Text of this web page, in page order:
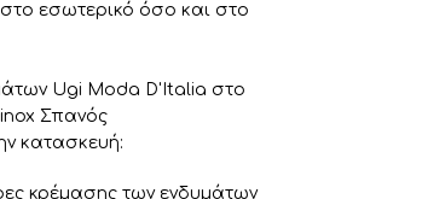
εσωτερικό όσο και στο
Ugi Moda D'Italia στο
Σπανός
κατασκευή:
κρέμασης των ενδυμάτων